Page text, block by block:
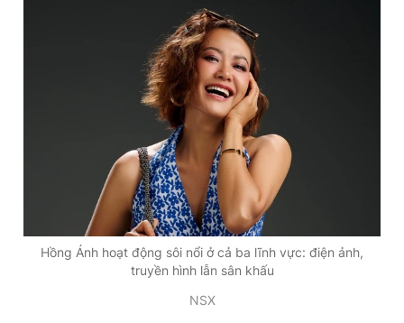
Liên hệ quảng cáo
0908 780 404
Quảng cáo RSS Tòa soạn
Tổng biên tập: Nguyễn Ngọc Toàn
Phó tổng biên tập thường trực: Hải Thành
Phó tổng biên tập: Lâm Hiếu Dũng
Phó tổng biên tập: Trần Việt Hưng
Tổng thư ký tòa soạn: Đức Trung
Giấy phép xuất bản số 110/GP - BTTTT cấp ngày 24.3.2020
© 2003-2026 Bản quyền thuộc về Báo Thanh Niên. Cấm sao
chép dưới mọi hình thức nếu không có sự chấp thuận bằng văn
bản. Phát triển bởi ePi Technologies, JSC.
Hồng Ánh hoạt động sôi nổi ở cả ba lĩnh vực: điện ảnh,
truyền hình lẫn sân khấu
NSX